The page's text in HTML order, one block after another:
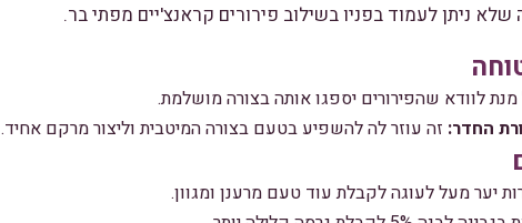
ניתן לעמוד בפניו בשילוב פירורים קראנצ'יים מפתי בר.
לוודא שהפירורים יספגו אותה בצורה מושלמת.
החדר: זה עוזר לה להשפיע בטעם בצורה המיטבית וליצור מרקם אחיד.
יער מעל לעוגה לקבלת עוד טעם מרענן ומגוון.